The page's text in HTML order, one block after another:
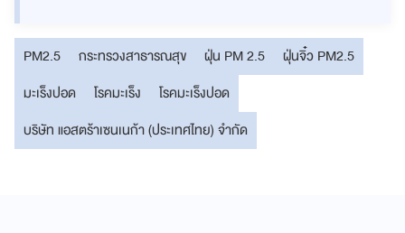
PM2.5 กระทรวงสาธารณสุข ฝุ่น PM 2.5
ฝุ่นจิ๋ว PM2.5
มะเร็งปอด
โรคมะเร็ง
โรคมะเร็งปอด
บริษัท แอสตร้าเซนเนก้า (ประเทศไทย) จำกัด